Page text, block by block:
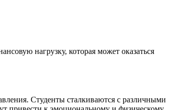
нагрузку, которая может оказаться
Студенты сталкиваются с различными